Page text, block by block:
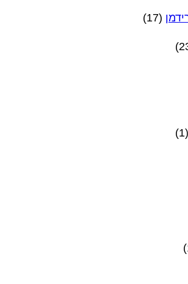
(17)
(1)